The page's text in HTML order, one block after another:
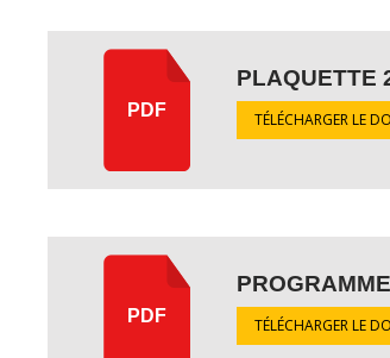
PDF
PLAQUETTE
TÉLÉCHARGER LE
PDF TÉLÉCHARGER LE